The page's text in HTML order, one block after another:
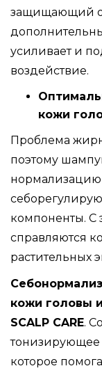
защищающий
усиливает и
воздействие.
кожи
Проблема
поэтому
компоненты. С
справляются
растительных
кожи головы
SCALP CARE.
тонизирующее
которое